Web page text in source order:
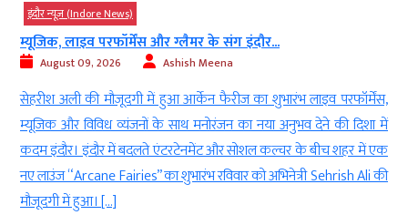
इंदौर न्यूज़ (Indore News)
म्यूजिक, लाइव परफॉर्मेंस और ग्लैमर के संग इंदौर...
August 09, 2026 Ashish Meena
सेहरीश अली की मौजूदगी में हुआ आर्केन फैरीज का शुभारंभ लाइव परफॉर्मेंस,
म्यूजिक और विविध व्यंजनों के साथ मनोरंजन का नया अनुभव देने की दिशा में
कदम इंदौर। इंदौर में बदलते एंटरटेनमेंट और सोशल कल्चर के बीच शहर में एक
नए लाउंज “Arcane Fairies” का शुभारंभ रविवार को अभिनेत्री Sehrish Ali की
मौजूदगी में हुआ। […]